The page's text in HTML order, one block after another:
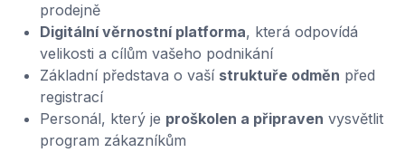
prodejně
Digitální věrnostní platforma, která odpovídá
velikosti a cílům vašeho podnikání
Základní představa o vaší struktuře odměn před
registrací
Personál, který je proškolen a připraven vysvětlit
program zákazníkům